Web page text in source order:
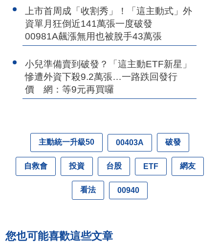
上市首周成「收割秀」！「這主動式」外
資單月狂倒近141萬張一度破發
00981A飆漲無用也被脫手43萬張
小兒準備賣到破發？「這主動ETF新星」
慘遭外資下殺9.2萬張…一路跌回發行
價 網：等9元再買囉
主動統一升級50 00403A 破發
自救會 投資 台股 ETF 網友
看法 00940
您也可能喜歡這些文章